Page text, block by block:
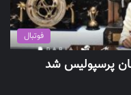
فوتبال
پرسپولیس شد